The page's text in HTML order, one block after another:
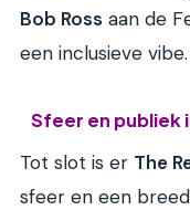
Bob Ross aan de
een inclusieve vibe.
Sfeer en publiek
Tot slot is er The
sfeer en een